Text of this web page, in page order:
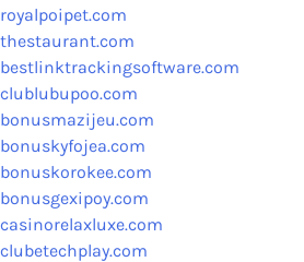
royalpoipet.com
thestaurant.com
bestlinktrackingsoftware.com
clublubupoo.com
bonusmazijeu.com
bonuskyfojea.com
bonuskorokee.com
bonusgexipoy.com
casinorelaxluxe.com
clubetechplay.com